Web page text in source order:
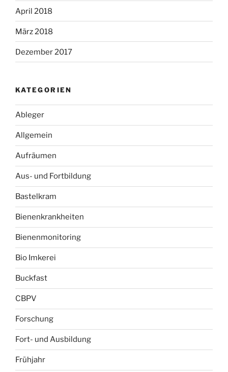
April 2018
März 2018
Dezember 2017
KATEGORIEN
Ableger
Allgemein
Aufräumen
Aus- und Fortbildung
Bastelkram
Bienenkrankheiten
Bienenmonitoring
Bio Imkerei
Buckfast
CBPV
Forschung
Fort- und Ausbildung
Frühjahr